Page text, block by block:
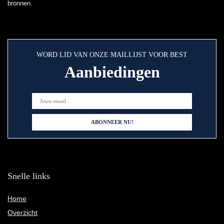
bronnen.
WORD LID VAN ONZE MAILLIJST VOOR BEST
Aanbiedingen
Snelle links
Home
Overzicht